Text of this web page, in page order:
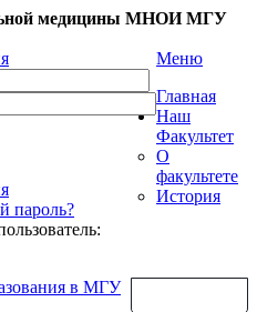
медицины МНОИ МГУ
пароль?
Меню
Главная
Наш
Факультет
О
факультете
История
в МГУ